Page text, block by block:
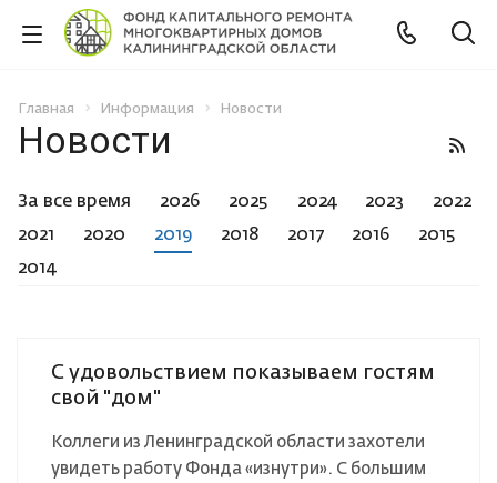
Главная Информация Новости
Новости
За все время 2026 2025 2024 2023
2022
2021
2020 2019 2018 2017 2016
2015
2014
С удовольствием показываем гостям
свой "дом"
Коллеги из Ленинградской области захотели
увидеть работу Фонда «изнутри». С большим